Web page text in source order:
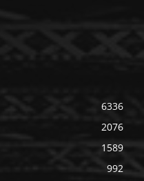
6336
2076
1589
992